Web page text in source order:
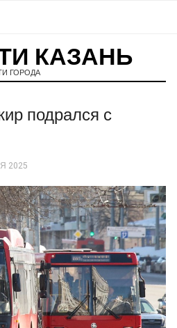
КАЗАНЬ
ГОРОДА
подрался с
2025